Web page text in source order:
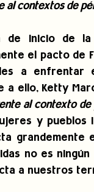
al contextos de
de inicio de la
el pacto de
a enfrentar
al contexto
y pueblos
grandemente
no es
a nuestros